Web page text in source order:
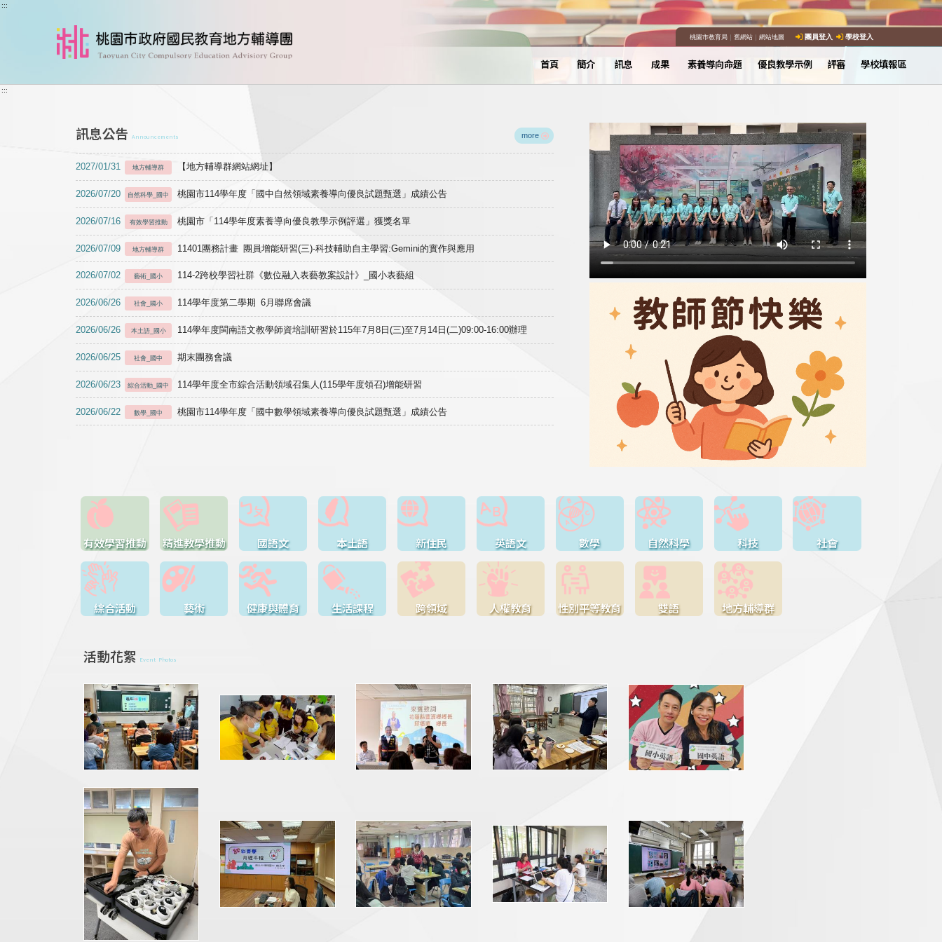
跳到主要內容
:::
桃園市教育局｜ 舊網站｜ 網站地圖 團員登入 學校登入
首頁 簡介 訊息 成果 素養導向命題 優良教學示例 評審 學校填報區
:::
訊息公告 Announcements more
2027/01/31 地方輔導群 【地方輔導群網站網址】
2026/07/20 自然科學_國中 桃園市114學年度「國中自然領域素養導向優良試題甄選」成績公告
2026/07/16 有效學習推動 桃園市「114學年度素養導向優良教學示例評選」獲獎名單
2026/07/09 地方輔導群 11401團務計畫 團員增能研習(三)-科技輔助自主學習:Gemini的實作與應用
2026/07/02 藝術_國小 114-2跨校學習社群《數位融入表藝教案設計》_國小表藝組
2026/06/26 社會_國小 114學年度第二學期 6月聯席會議
2026/06/26 本土語_國小 114學年度閩南語文教學師資培訓研習於115年7月8日(三)至7月14日(二)09:00-16:00辦理
2026/06/25 社會_國中 期末團務會議
2026/06/23 綜合活動_國中 114學年度全市綜合活動領域召集人(115學年度領召)增能研習
2026/06/22 數學_國中 桃園市114學年度「國中數學領域素養導向優良試題甄選」成績公告
有效學習推動 精進教學推動 國語文 本土語 新住民 英語文 數學 自然科學 科技 社會
綜合活動 藝術 健康與體育 生活課程 跨領域 人權教育 性別平等教育 雙語 地方輔導群
活動花絮 Event Photos